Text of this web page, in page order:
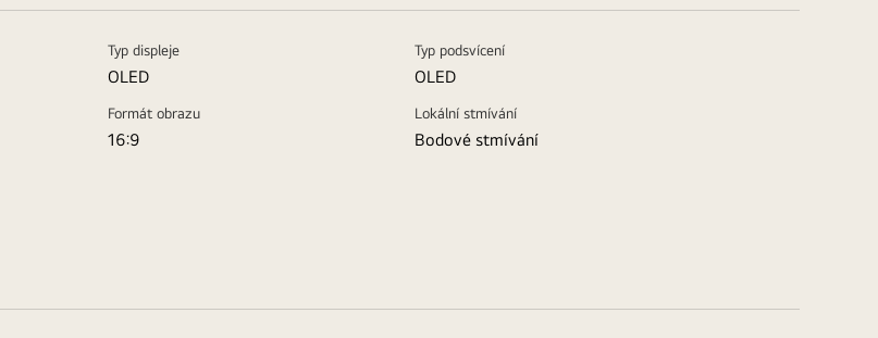
Typ displeje
OLED
Typ podsvícení
OLED
Formát obrazu
16:9
Lokální stmívání
Bodové stmívání